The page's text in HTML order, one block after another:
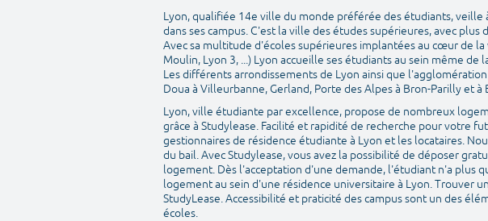
Lyon, qualifiée 14e ville du monde préférée des étudiants,
dans ses campus. C'est la ville des études supérieures, avec
Avec sa multitude d'écoles supérieures implantées au cœur de
Moulin, Lyon 3, ...) Lyon accueille ses étudiants au sein même
Les différents arrondissements de Lyon ainsi que
Doua à Villeurbanne, Gerland, Porte des Alpes à Bron-Parilly et à
Lyon, ville étudiante par excellence, propose de nombreux
grâce à Studylease. Facilité et rapidité de recherche pour votre
gestionnaires de résidence étudiante à Lyon et les locataires.
du bail. Avec Studylease, vous avez la possibilité de déposer
logement. Dès l'acceptation d'une demande, l'étudiant n'a plus
logement au sein d'une résidence universitaire à Lyon. Trouver
StudyLease. Accessibilité et praticité des campus sont un des
écoles.